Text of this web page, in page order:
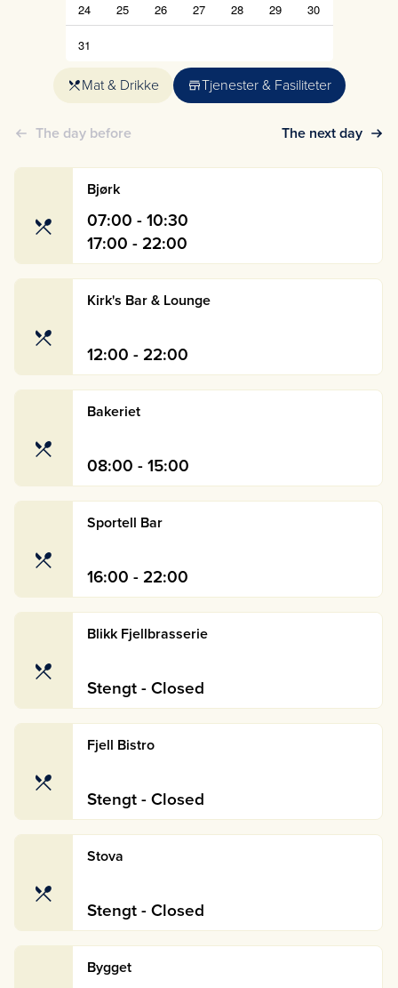
24 25 26 27 28 29 30
31
Mat & Drikke Tjenester & Fasiliteter
The day before The next day
Bjørk
07:00 - 10:30
17:00 - 22:00
Kirk's Bar & Lounge
12:00 - 22:00
Bakeriet
08:00 - 15:00
Sportell Bar
16:00 - 22:00
Blikk Fjellbrasserie
Stengt - Closed
Fjell Bistro
Stengt - Closed
Stova
Stengt - Closed
Bygget